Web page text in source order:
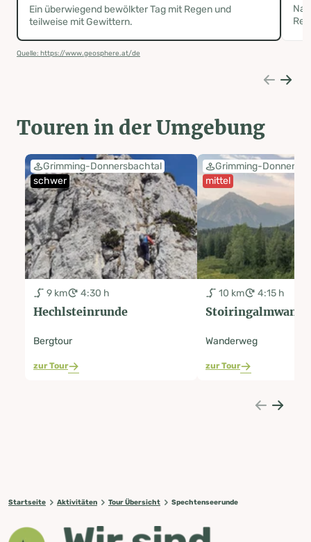
Ein überwiegend bewölkter Tag mit Regen und
teilweise mit Gewittern.
Quelle: https://www.geosphere.at/de
Touren in der Umgebung
Grimming-Donnersbachtal
schwer
9 km 4:30 h
Hechlsteinrunde
Bergtour
zur Tour
Grimming-
mittel
10 km 4:15 h
Wanderweg
zur Tour
Startseite Aktivitäten Tour Übersicht Spechtenseerunde